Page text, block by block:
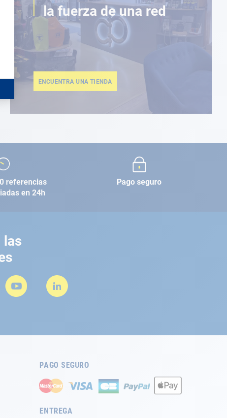
la fuerza de una red
ENCUENTRA UNA TIENDA
referencias
en 24h
Pago seguro
las
PAGO SEGURO
ENTREGA